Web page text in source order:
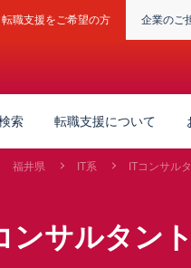
転職支援をご希望の方 企業のご
索 転職支援について
福井県 IT系 ITコンサル
ンサルタン